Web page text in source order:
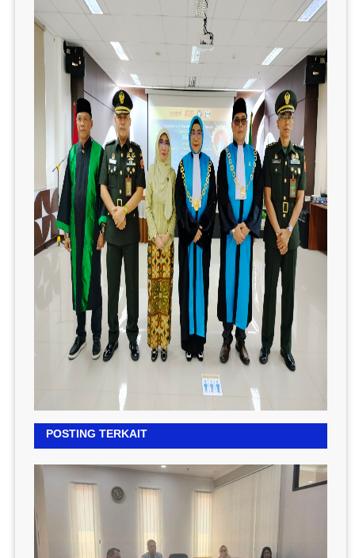
POSTING TERKAIT